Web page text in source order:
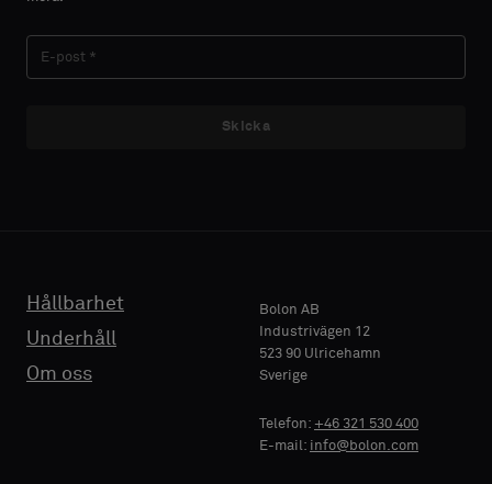
Skicka
Hållbarhet
Underhåll
Om oss
Bolon AB
Industrivägen 12
523 90 Ulricehamn
Sverige
Telefon: +46 321 530 400
E-mail: info@bolon.com